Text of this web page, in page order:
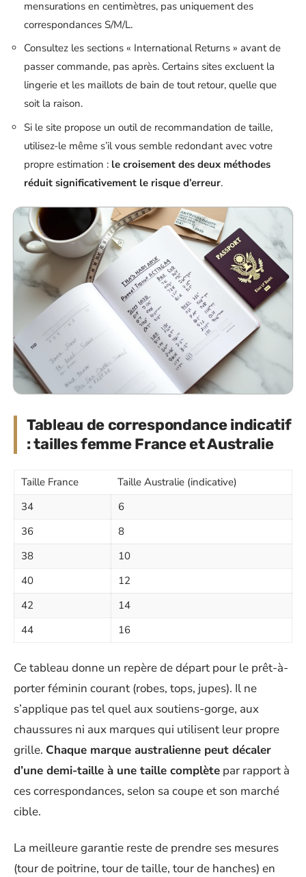
mensurations en centimètres, pas uniquement des
correspondances S/M/L.
Consultez les sections « International Returns » avant de
passer commande, pas après. Certains sites excluent la
lingerie et les maillots de bain de tout retour, quelle que
soit la raison.
Si le site propose un outil de recommandation de taille,
utilisez-le même s’il vous semble redondant avec votre
propre estimation : le croisement des deux méthodes
réduit significativement le risque d’erreur.
Tableau de correspondance indicatif
: tailles femme France et Australie
Taille France
Taille Australie (indicative)
34
6
36
8
38
10
40
12
42
14
44
16
Ce tableau donne un repère de départ pour le prêt-à-
porter féminin courant (robes, tops, jupes). Il ne
s’applique pas tel quel aux soutiens-gorge, aux
chaussures ni aux marques qui utilisent leur propre
grille. Chaque marque australienne peut décaler
d’une demi-taille à une taille complète par rapport à
ces correspondances, selon sa coupe et son marché
cible.
La meilleure garantie reste de prendre ses mesures
(tour de poitrine, tour de taille, tour de hanches) en